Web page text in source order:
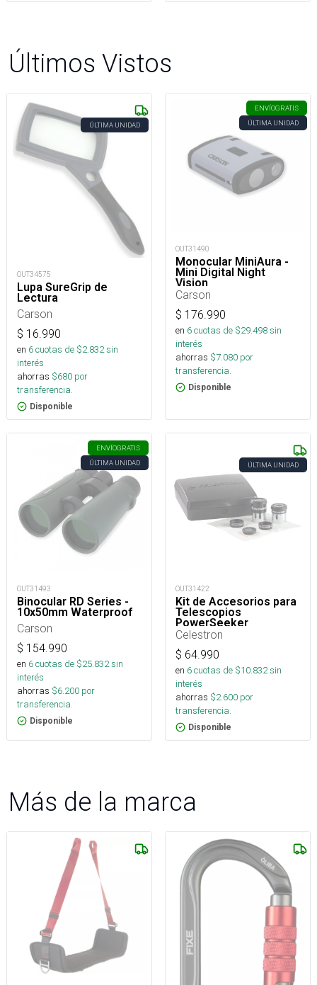
Últimos Vistos
ÚLTIMA UNIDAD
OUT34575
Lupa SureGrip de
Lectura
Carson
$ 16.990
en 6cuotas de $2.832sin
interés
ahorras $680 por
transferencia.
Disponible
ENVÍOGRATIS
ÚLTIMA UNIDAD
OUT31490
Monocular MiniAura -
Mini Digital Night
Vision
Carson
$ 176.990
en 6cuotas de $29.498sin
interés
ahorras $7.080 por
transferencia.
Disponible
ENVÍOGRATIS
ÚLTIMA UNIDAD
OUT31493
Binocular RD Series -
10x50mm Waterproof
Carson
$ 154.990
en 6cuotas de $25.832sin
interés
ahorras $6.200 por
transferencia.
Disponible
ÚLTIMA UNIDAD
OUT31422
Kit de Accesorios para
Telescopios
PowerSeeker
Celestron
$ 64.990
en 6cuotas de $10.832sin
interés
ahorras $2.600 por
transferencia.
Disponible
Más de la marca